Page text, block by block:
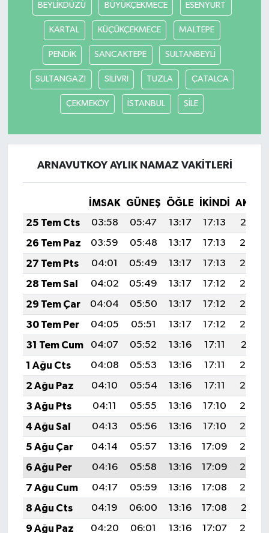
BEYLİKDÜZÜ BÜYÜKÇEKMECE ESENYURT
KARTAL KÜÇÜKÇEKMECE MALTEPE
PENDİK SANCAKTEPE SULTANBEYLİ
SULTANGAZİ SİLİVRİ TUZLA ÇATALCA
ÇEKMEKÖY İSTANBUL ŞİLE
ARNAVUTKOY AYLIK NAMAZ VAKITLERI
İMSAK GÜNEŞ ÖĞLE İKINDI
25 Tem Cts
03:58 05:47 13:17 17:13
20:37
26 Tem Paz
03:59 05:48 13:17 17:13
20:36
27 Tem Pts
04:01 05:49 13:17 17:13
20:35
28 Tem Sal
04:02 05:49 13:17 17:12
20:34
29 Tem Çar
04:04 05:50 13:17 17:12
20:33
30 Tem Per
04:05 05:51 13:17 17:12
20:32
31 Tem Cum
04:07 05:52 13:16 17:11
20:31
1 Ağu Cts
04:08 05:53 13:16 17:11
20:30
2 Ağu Paz
04:10 05:54 13:16 17:11
20:29
3 Ağu Pts
04:11 05:55 13:16 17:10
20:27
4 Ağu Sal
04:13 05:56 13:16 17:10
20:26
5 Ağu Çar
04:14 05:57 13:16 17:09
20:25
6 Ağu Per
04:16 05:58 13:16 17:09
20:24
7 Ağu Cum
04:17 05:59 13:16 17:08
20:23
8 Ağu Cts
04:19 06:00 13:16 17:08
20:21
9 Ağu Paz
04:20 06:01 13:16 17:07
20:20